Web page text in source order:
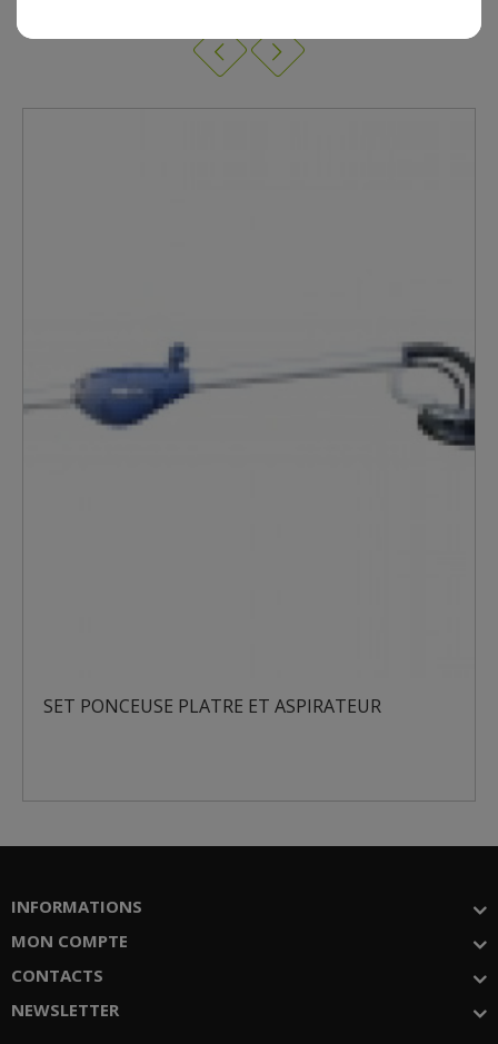
SET PONCEUSE PLATRE ET ASPIRATEUR
INFORMATIONS
MON COMPTE
CONTACTS
NEWSLETTER